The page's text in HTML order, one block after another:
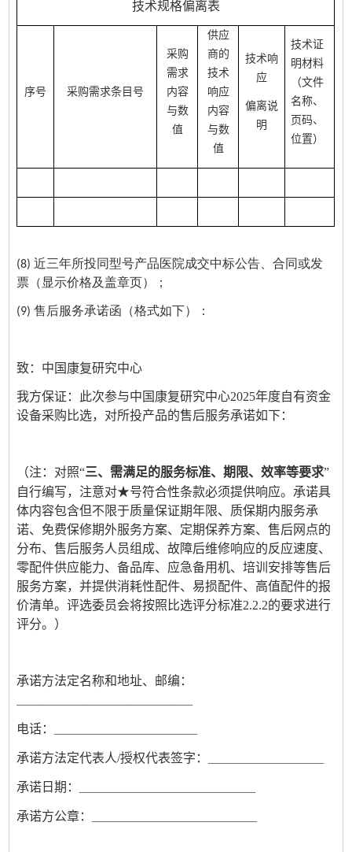
技术规格偏离表
序号 采购需求条目号
采购
需求
内容
与数
值
供应
商的
技术
响应
内容
与数
值
技术响
应
偏离说
明
技术证
明材料
（文件
名称、
页码、
位置）
(8) 近三年所投同型号产品医院成交中标公告、合同或发
票（显示价格及盖章页）；
(9) 售后服务承诺函（格式如下）：
致：中国康复研究中心
我方保证：此次参与中国康复研究中心2025年度自有资金
设备采购比选，对所投产品的售后服务承诺如下：
（注：对照“三、需满足的服务标准、期限、效率等要求”
自行编写，注意对★号符合性条款必须提供响应。承诺具
体内容包含但不限于质量保证期年限、 质保期内服务承
诺、免费保修期外服务方案、 定期保养方案、售后网点的
分布、售后服务人员组成、故障后维修响应的反应速度、
零配件供应能力、备品库、应急备用机、培训安排等售后
服务方案，并提供消耗性配件、易损配件、高值配件的报
价清单。评选委员会将按照比选评分标准2.2.2的要求进行
评分。）
承诺方法定名称和地址、邮编：
电话：
承诺方法定代表人/授权代表签字：
承诺日期：
承诺方公章：